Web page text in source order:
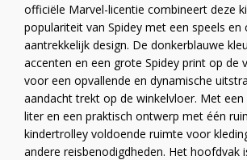
officiële Marvel-licentie combineert deze
populariteit van Spidey met een speels en
aantrekkelijk design. De donkerblauwe
accenten en een grote Spidey print op de
voor een opvallende en dynamische
aandacht trekt op de winkelvloer. Met
liter en een praktisch ontwerp met één
kindertrolley voldoende ruimte voor
andere reisbenodigdheden. Het hoofdvak